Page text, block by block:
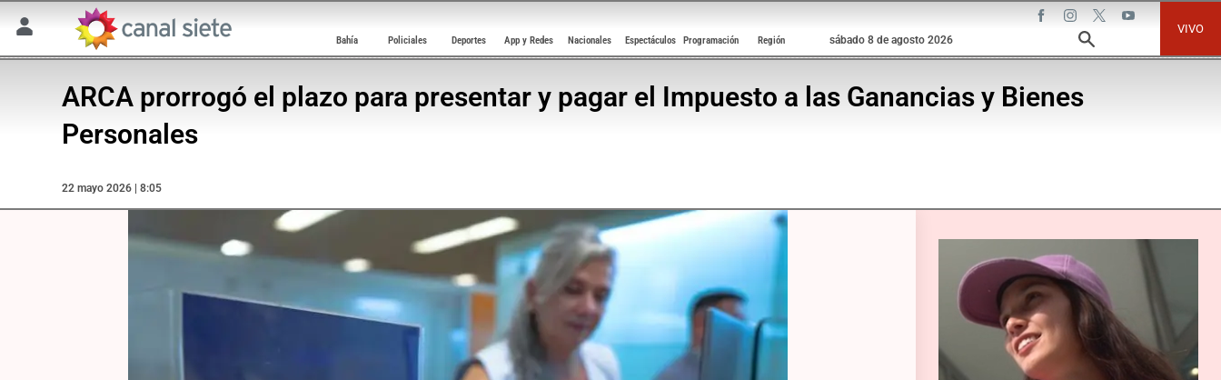
Bahía Policiales Deportes App y Redes Nacionales Espectáculos Programación Región sábado 8 de agosto 2026
VIVO
ARCA prorrogó el plazo para presentar y pagar el Impuesto a las Ganancias y Bienes
Personales
22 mayo 2026 | 8:05